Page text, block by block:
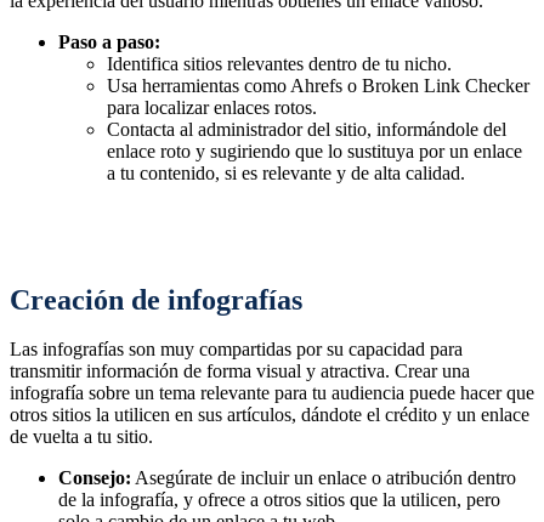
Paso a paso:
Identifica sitios relevantes dentro de tu nicho.
Usa herramientas como Ahrefs o Broken Link Checker
para localizar enlaces rotos.
Contacta al administrador del sitio, informándole del
enlace roto y sugiriendo que lo sustituya por un enlace
a tu contenido, si es relevante y de alta calidad.
Creación de infografías
Las infografías son muy compartidas por su capacidad para
transmitir información de forma visual y atractiva. Crear una
infografía sobre un tema relevante para tu audiencia puede hacer que
otros sitios la utilicen en sus artículos, dándote el crédito y un enlace
de vuelta a tu sitio.
Consejo: Asegúrate de incluir un enlace o atribución dentro
de la infografía, y ofrece a otros sitios que la utilicen, pero